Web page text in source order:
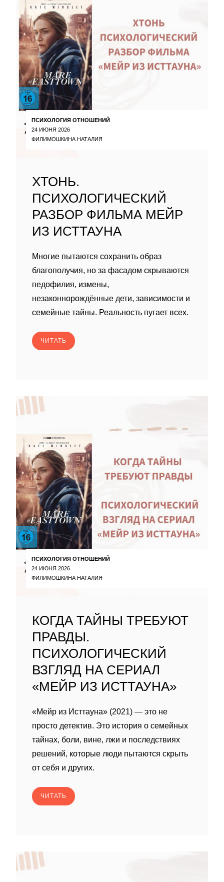
ПСИХОЛОГИЯ ОТНОШЕНИЙ
24 ИЮНЯ 2026
ФИЛИМОШКИНА НАТАЛИЯ
ХТОНЬ.
ПСИХОЛОГИЧЕСКИЙ
РАЗБОР ФИЛЬМА МЕЙР
ИЗ ИСТТАУНА
Многие пытаются сохранить образ
благополучия, но за фасадом скрываются
педофилия, измены,
незаконнорождённые дети, зависимости и
семейные тайны. Реальность пугает всех.
ЧИТАТЬ
ПСИХОЛОГИЯ ОТНОШЕНИЙ
24 ИЮНЯ 2026
ФИЛИМОШКИНА НАТАЛИЯ
КОГДА ТАЙНЫ ТРЕБУЮТ
ПРАВДЫ.
ПСИХОЛОГИЧЕСКИЙ
ВЗГЛЯД НА СЕРИАЛ
«МЕЙР ИЗ ИСТТАУНА»
«Мейр из Исттауна» (2021) — это не
просто детектив. Это история о семейных
тайнах, боли, вине, лжи и последствиях
решений, которые люди пытаются скрыть
от себя и других.
ЧИТАТЬ